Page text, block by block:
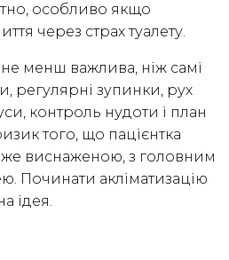
особливо якщо
через страх туалету.
менш важлива, ніж самі
регулярні зупинки, рух
контроль нудоти і план
того, що пацієнтка
виснаженою, з головним
Починати акліматизацію
ідея.